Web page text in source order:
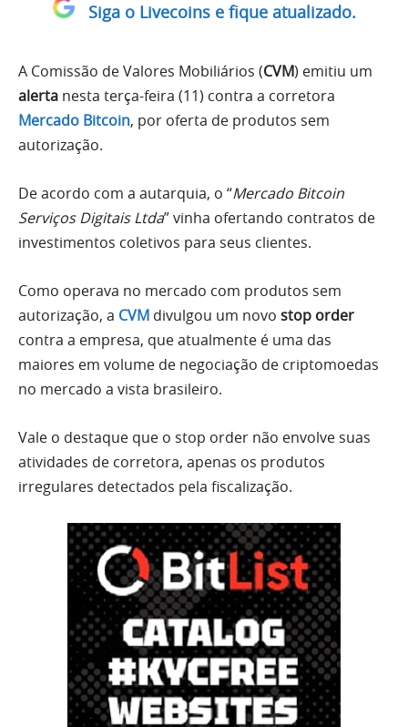
Siga o Livecoins e fique atualizado.
A Comissão de Valores Mobiliários (CVM) emitiu um
alerta nesta terça-feira (11) contra a corretora
Mercado Bitcoin, por oferta de produtos sem
autorização.
De acordo com a autarquia, o “Mercado Bitcoin
Serviços Digitais Ltda” vinha ofertando contratos de
investimentos coletivos para seus clientes.
Como operava no mercado com produtos sem
autorização, a CVM divulgou um novo stop order
contra a empresa, que atualmente é uma das
maiores em volume de negociação de criptomoedas
no mercado a vista brasileiro.
Vale o destaque que o stop order não envolve suas
atividades de corretora, apenas os produtos
irregulares detectados pela fiscalização.